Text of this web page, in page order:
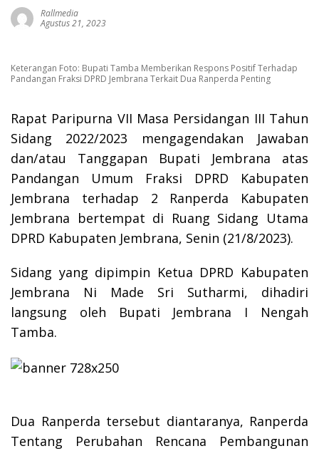
Rallmedia
Agustus 21, 2023
Keterangan Foto: Bupati Tamba Memberikan Respons Positif Terhadap
Pandangan Fraksi DPRD Jembrana Terkait Dua Ranperda Penting
Rapat Paripurna VII Masa Persidangan III Tahun
Sidang 2022/2023 mengagendakan Jawaban
dan/atau Tanggapan Bupati Jembrana atas
Pandangan Umum Fraksi DPRD Kabupaten
Jembrana terhadap 2 Ranperda Kabupaten
Jembrana bertempat di Ruang Sidang Utama
DPRD Kabupaten Jembrana, Senin (21/8/2023).
Sidang yang dipimpin Ketua DPRD Kabupaten
Jembrana Ni Made Sri Sutharmi, dihadiri
langsung oleh Bupati Jembrana I Nengah
Tamba.
Dua Ranperda tersebut diantaranya, Ranperda
Tentang Perubahan Rencana Pembangunan